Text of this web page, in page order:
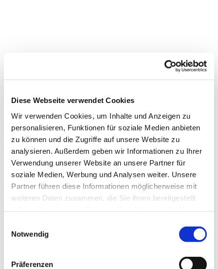
Diese Webseite verwendet Cookies
Wir verwenden Cookies, um Inhalte und Anzeigen zu
personalisieren, Funktionen für soziale Medien anbieten
zu können und die Zugriffe auf unsere Website zu
analysieren. Außerdem geben wir Informationen zu Ihrer
Verwendung unserer Website an unsere Partner für
soziale Medien, Werbung und Analysen weiter. Unsere
Partner führen diese Informationen möglicherweise mit
weiteren Daten zusammen, die Sie ihnen bereitgestellt
Notwendig
Präferenzen
Dies könnte Sie auch
interessieren